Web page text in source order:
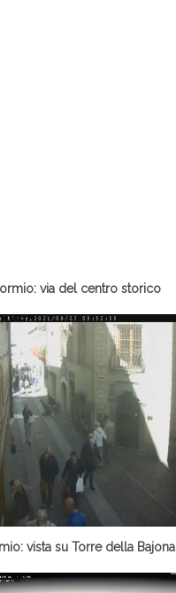
via del centro storico
vista su Torre della Bajona